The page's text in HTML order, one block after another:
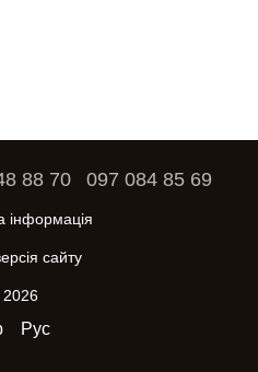
88 70 097 084 85 69
інформація
сайту
Рус